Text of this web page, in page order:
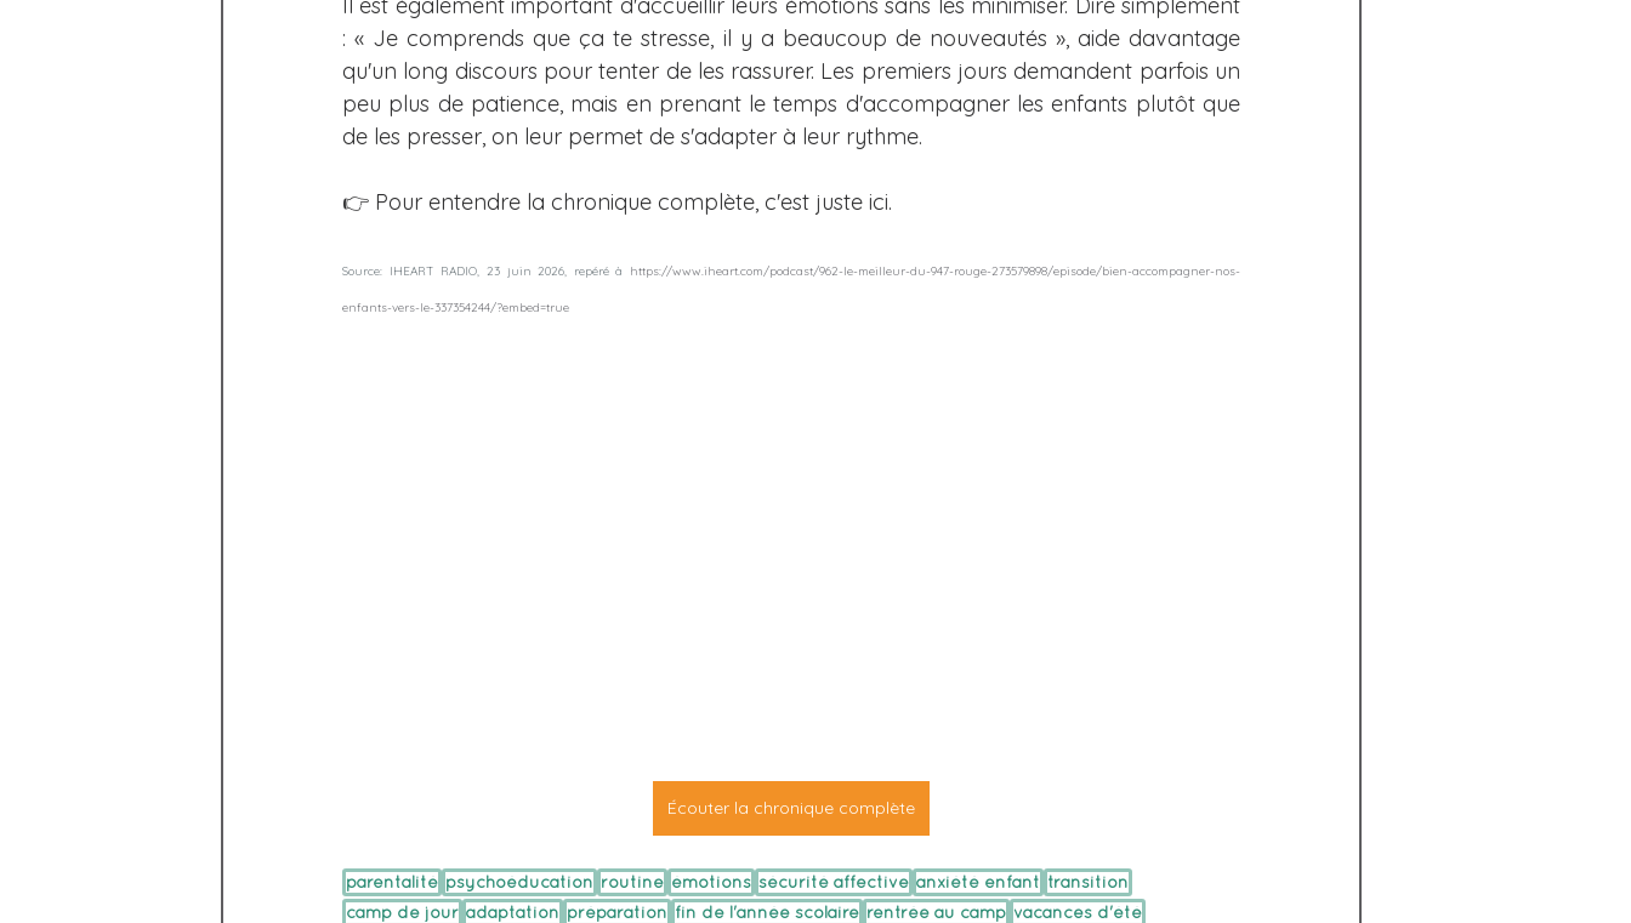
: « Je comprends que ça te stresse, il y a beaucoup de nouveautés », aide davantage
qu'un long discours pour tenter de les rassurer. Les premiers jours demandent parfois un
peu plus de patience, mais en prenant le temps d'accompagner les enfants plutôt que
de les presser, on leur permet de s'adapter à leur rythme.
👉 Pour entendre la chronique complète, c'est juste ici.
Source: IHEART RADIO, 23 juin 2026, repéré à https://www.iheart.com/podcast/962-le-meilleur-du-947-rouge-273579898/episode/bien-accompagner-nos-
enfants-vers-le-337354244/?embed=true
Écouter la chronique complète
parentalité psychoéducation routine émotions sécurité affective anxiété enfant transition
camp de jour adaptation préparation fin de l'année scolaire rentrée au camp vacances d'été